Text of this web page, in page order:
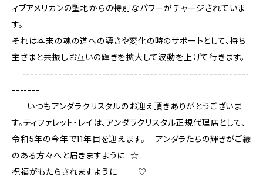
ィブアメリカンの聖地からの特別なパワーがチャージされていま
す。
それは本来の魂の道への導きや変化の時のサポートとして、持ち
主さまと共振しお互いの輝きを拡大して波動を上げて行きます。
---------------------------------------------------------
-------
いつもアンダラクリスタルのお迎え頂きありがとうございま
す。ティファレット・レイは、アンダラクリスタル正規代理店として、
令和5年の今年で11年目を迎えます。 アンダラたちの輝きがご縁
のある方々へと届きますように ☆
祝福がもたらされますように ♡